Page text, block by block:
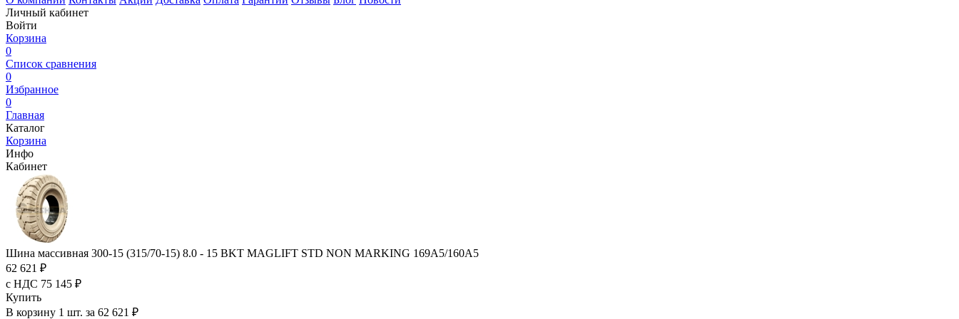
Личный кабинет
Войти
Корзина
0
Список сравнения
0
Избранное
0
Главная
Каталог
Корзина
Инфо
Кабинет
Шина массивная 300-15 (315/70-15) 8.0 - 15 BKT MAGLIFT STD NON MARKING 169A5/160A5
62 621 ₽
с НДС 75 145 ₽
Купить
В корзину 1 шт. за 62 621 ₽